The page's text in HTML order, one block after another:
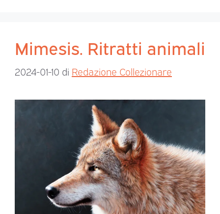
Mimesis. Ritratti animali
2024-01-10 di Redazione Collezionare